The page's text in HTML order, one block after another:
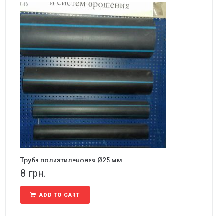
Труба полиэтиленовая Ø25 мм
8 грн.
ADD TO CART